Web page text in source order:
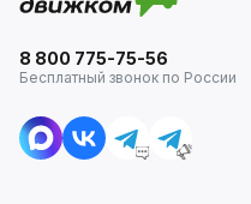
8 800 775-75-56
Бесплатный звонок по России